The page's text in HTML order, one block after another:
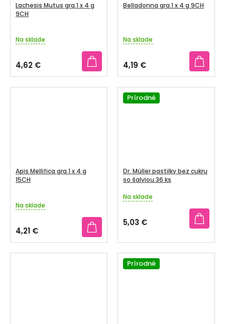
Lachesis Mutus gra.1 x 4 g
9CH
Na sklade
4,62 €
Belladonna gra.1 x 4 g 9CH
Na sklade
4,19 €
Apis Mellifica gra.1 x 4 g
15CH
Na sklade
4,21 €
Prírodné
Dr. Müller pastilky bez cukru
so šalviou 36 ks
Priemerné
produktu
je
z
5
hviezdičiek.
Na sklade
5,03 €
Prírodné